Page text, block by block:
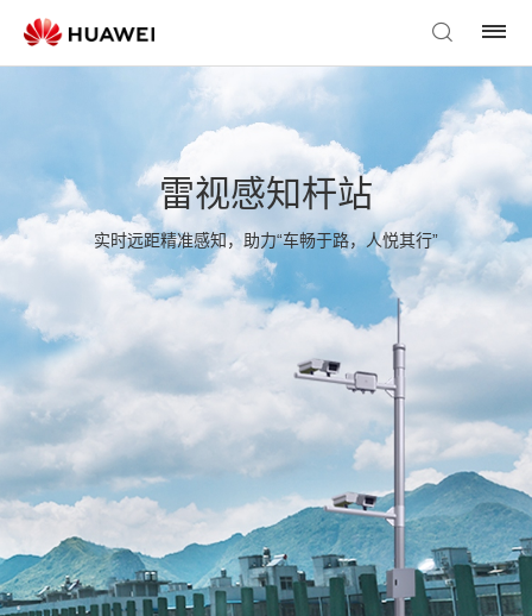
雷视感知杆站
实时远距精准感知，助力“车畅于路，人悦其行”